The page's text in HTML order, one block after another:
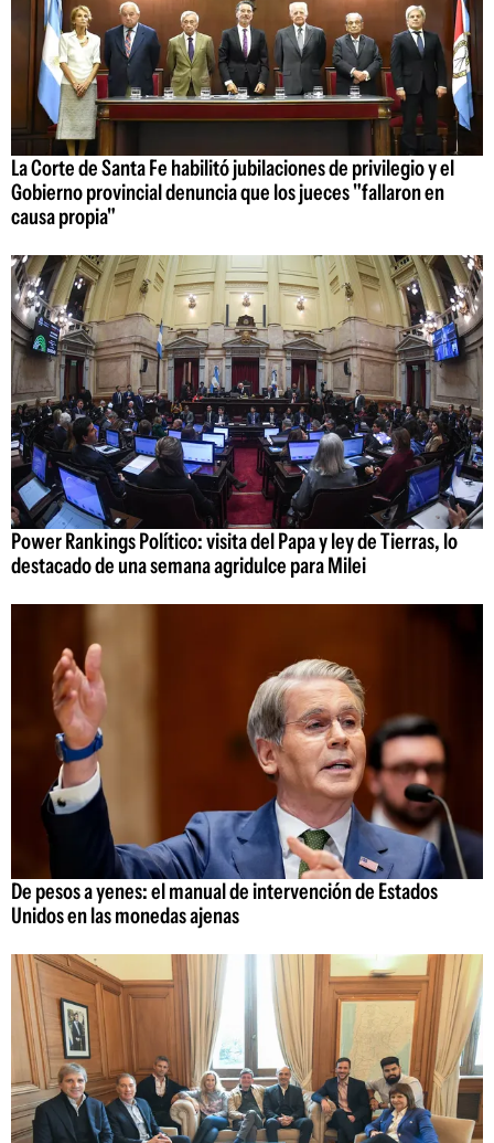
La Corte de Santa Fe habilitó jubilaciones de privilegio y el
Gobierno provincial denuncia que los jueces "fallaron en
causa propia"
Power Rankings Político: visita del Papa y ley de Tierras, lo
destacado de una semana agridulce para Milei
De pesos a yenes: el manual de intervención de Estados
Unidos en las monedas ajenas